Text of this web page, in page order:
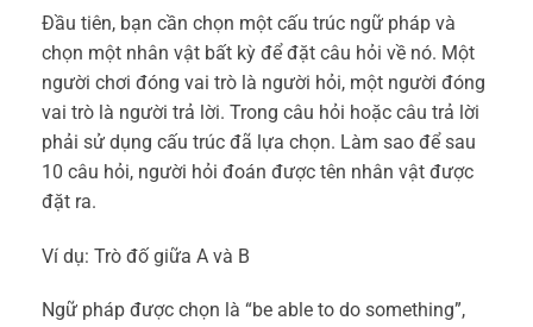
Đầu tiên, bạn cần chọn một cấu trúc ngữ pháp và
chọn một nhân vật bất kỳ để đặt câu hỏi về nó. Một
người chơi đóng vai trò là người hỏi, một người đóng
vai trò là người trả lời. Trong câu hỏi hoặc câu trả lời
phải sử dụng cấu trúc đã lựa chọn. Làm sao để sau
10 câu hỏi, người hỏi đoán được tên nhân vật được
đặt ra.
Ví dụ: Trò đố giữa A và B
Ngữ pháp được chọn là “be able to do something”,